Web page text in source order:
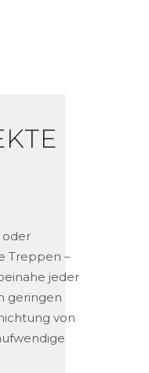
oder
Treppen –
jeder
geringen
von